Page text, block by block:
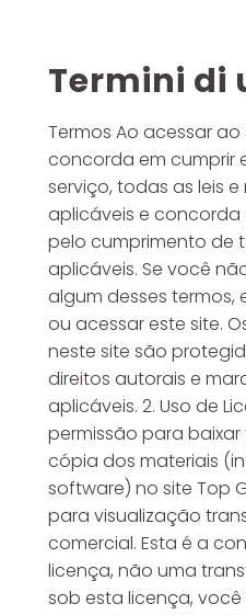
contenutoTermini di
Termos Ao acessar
concorda em cumprir
serviço, todas as leis
aplicáveis ​​e concorda
pelo cumprimento de
aplicáveis. Se você
algum desses termos,
ou acessar este site.
neste site são
direitos autorais e
aplicáveis. 2. Uso de
permissão para
cópia dos materiais
software) no site Top
para visualização
comercial. Esta é a
licença, não uma
sob esta licença,